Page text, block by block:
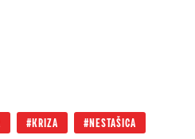
KRIZA NESTAŠICA